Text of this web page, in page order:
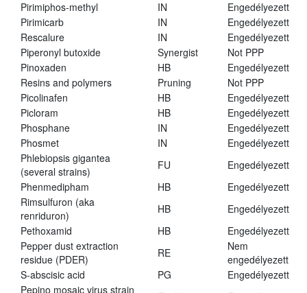
Pirimiphos-methyl IN
Engedélyezett
Pirimicarb
IN
Engedélyezett
Rescalure
IN
Engedélyezett
Piperonyl butoxide
Synergist
Not PPP
Pinoxaden
HB
Engedélyezett
Resins and polymers
Pruning
Not PPP
Picolinafen
HB
Engedélyezett
Picloram
HB
Engedélyezett
Phosphane
IN
Engedélyezett
Phosmet
IN
Engedélyezett
Phlebiopsis gigantea
(several strains)
FU
Engedélyezett
Phenmedipham
HB
Engedélyezett
Rimsulfuron (aka
renriduron)
HB
Engedélyezett
Pethoxamid
HB
Engedélyezett
Pepper dust extraction
residue (PDER)
RE
Nem
engedélyezett
S-abscisic acid
PG
Engedélyezett
Pepino mosaic virus strain